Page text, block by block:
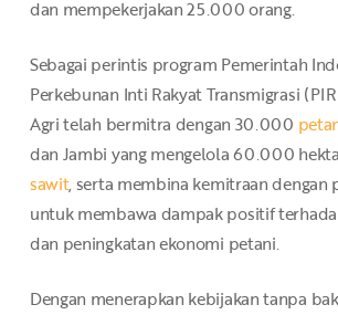
dan mempekerjakan 25.000 orang.
Sebagai perintis program Pemerintah
Perkebunan Inti Rakyat Transmigrasi
Agri telah bermitra dengan 30.000
dan Jambi yang mengelola 60.000
sawit, serta membina kemitraan dengan
untuk membawa dampak positif
dan peningkatan ekonomi petani.
Dengan menerapkan kebijakan tanpa